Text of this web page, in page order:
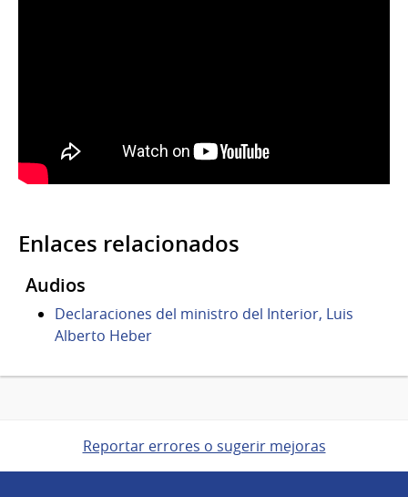
Enlaces relacionados
Audios
Declaraciones del ministro del Interior, Luis
Alberto Heber
Reportar errores o sugerir mejoras